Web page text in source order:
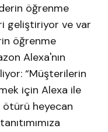
öğrenme
geliştiriyor ve var
öğrenme
Alexa'nın
“Müşterilerin
için Alexa ile
ötürü heyecan